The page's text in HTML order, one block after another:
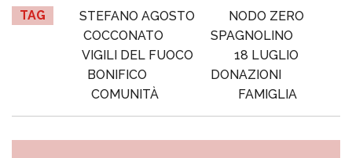
TAG STEFANO AGOSTO
NODO ZERO
COCCONATO
SPAGNOLINO
VIGILI DEL FUOCO
18 LUGLIO
BONIFICO
DONAZIONI
COMUNITÀ
FAMIGLIA